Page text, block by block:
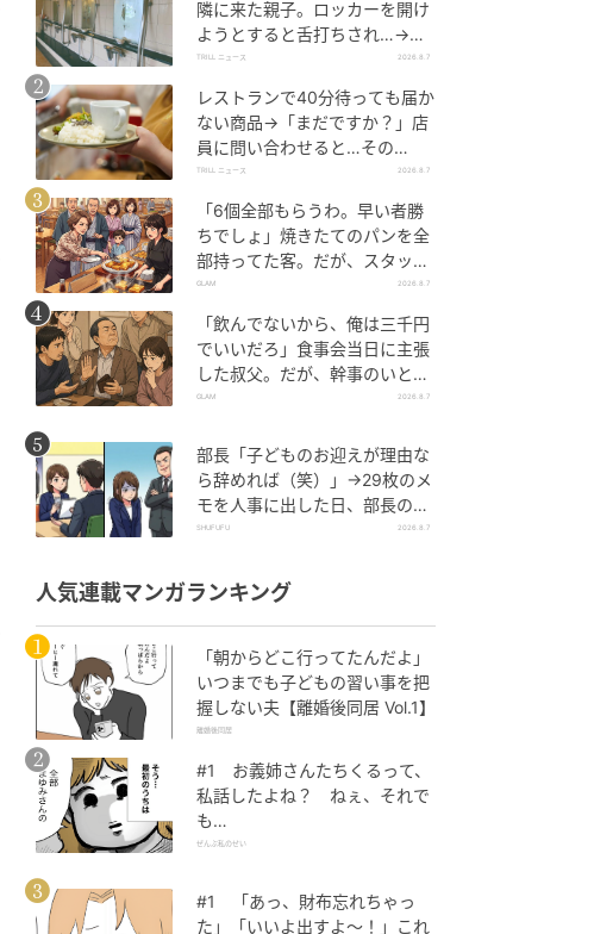
隣に来た親子。ロッカーを開け
ようとすると舌打ちされ…→直
後、娘の放った“純粋な一言”に
TRILL ニュース 2026.8.7
レストランで40分待っても届か
ない商品→「まだですか？」店
員に問い合わせると…その
後、“理不尽な対応”に「二度と
TRILL ニュース 2026.8.7
「6個全部もらうわ。早い者勝
ちでしょ」焼きたてのパンを全
部持ってた客。だが、スタッフ
の一言で状況が一変
GLAM 2026.8.7
「飲んでないから、俺は三千円
でいいだろ」食事会当日に主張
した叔父。だが、幹事のいとこ
が告げた一言とは
GLAM 2026.8.7
部長「子どものお迎えが理由な
ら辞めれば（笑）」→29枚のメ
モを人事に出した日、部長の顔
が青ざめたワケ
SHUFUFU 2026.8.7
人気連載マンガランキング
「朝からどこ行ってたんだよ」
いつまでも子どもの習い事を把
握しない夫【離婚後同居 Vol.1】
離婚後同居
#1 お義姉さんたちくるって、
私話したよね？ ねぇ、それで
も…
ぜんぶ私のせい
#1 「あっ、財布忘れちゃっ
た」「いいよ出すよ〜！」これ